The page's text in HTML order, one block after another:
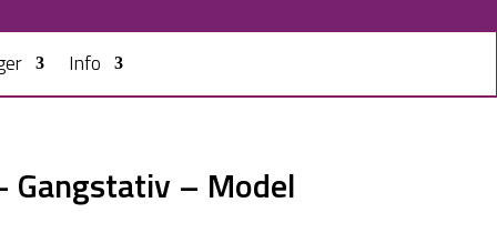
Info
– Model